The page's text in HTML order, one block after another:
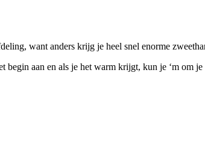
want anders krijg je heel snel enorme
aan en als je het warm krijgt, kun je ‘m om